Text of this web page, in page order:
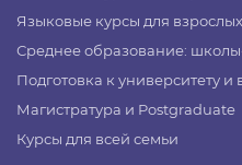
Языковые курсы для взрослых
Среднее образование:
Подготовка к университету
Магистратура и Postgraduate
Курсы для всей семьи